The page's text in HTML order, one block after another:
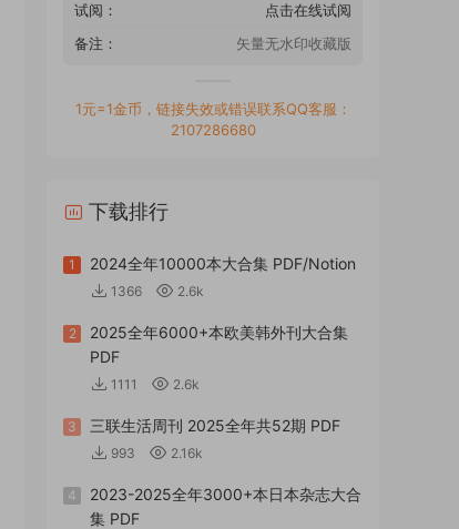
试阅：
点击在线试阅
备注：
矢量无水印收藏版
1元=1金币，链接失效或错误联系QQ客服：
2107286680
下载排行
1 2024全年10000本大合集 PDF/Notion
1366 2.6k
2
2025全年6000+本欧美韩外刊大合集
PDF
1111 2.6k
3 三联生活周刊 2025全年共52期 PDF
993 2.16k
4
2023-2025全年3000+本日本杂志大合
集 PDF